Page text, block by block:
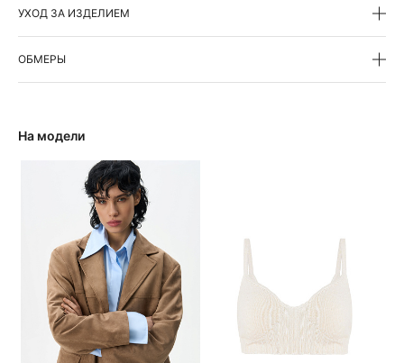
УХОД ЗА ИЗДЕЛИЕМ
ОБМЕРЫ
На модели